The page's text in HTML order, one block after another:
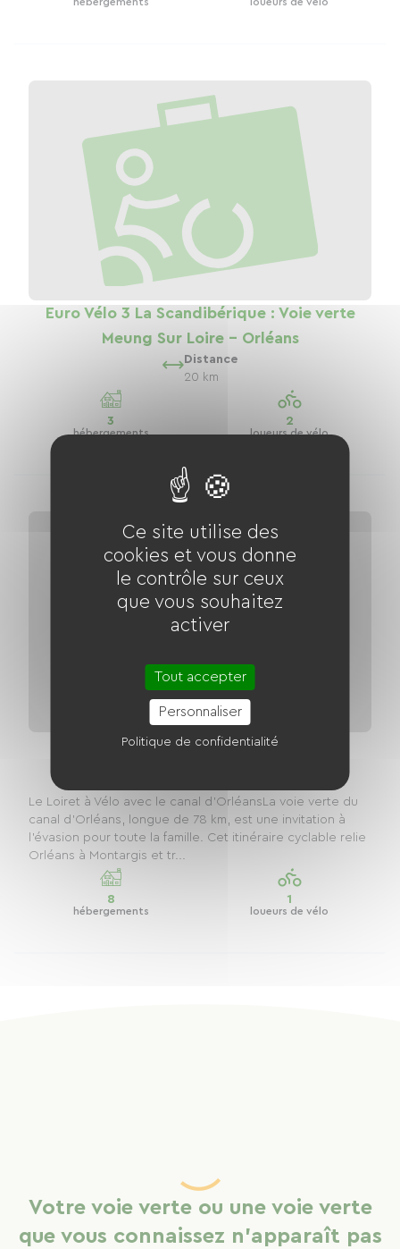
Euro Vélo 3 La Scandibérique : Voie verte
Meung Sur Loire - Orléans
Distance
20 km
3
hébergements
2
loueurs de vélo
Voie Verte du canal d'orléans
Le Loiret à Vélo avec le canal d'OrléansLa voie verte du
canal d'Orléans, longue de 78 km, est une invitation à
l'évasion pour toute la famille. Cet itinéraire cyclable relie
Orléans à Montargis et tr...
8
hébergements
1
loueurs de vélo
Votre voie verte ou une voie verte
que vous connaissez n'apparaît pas
Ce site utilise des
cookies et vous donne
le contrôle sur ceux
que vous souhaitez
activer
Tout accepter
Personnaliser
Politique de confidentialité